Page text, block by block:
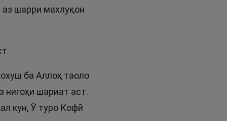
шарри махлуқон
ба Аллоҳ таоло
нигоҳи шариат аст.
кун, Ӯ туро Кофӣ